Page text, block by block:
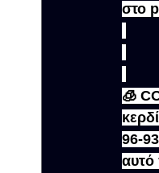
στο
🧊
96-
αυτό